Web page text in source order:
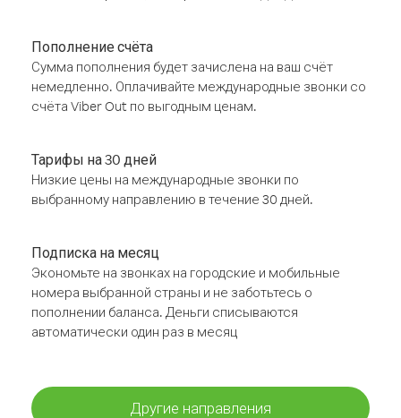
Пополнение счёта
Сумма пополнения будет зачислена на ваш счёт
немедленно. Оплачивайте международные звонки со
счёта Viber Out по выгодным ценам.
Тарифы на 30 дней
Низкие цены на международные звонки по
выбранному направлению в течение 30 дней.
Подписка на месяц
Экономьте на звонках на городские и мобильные
номера выбранной страны и не заботьтесь о
пополнении баланса. Деньги списываются
автоматически один раз в месяц
Другие направления